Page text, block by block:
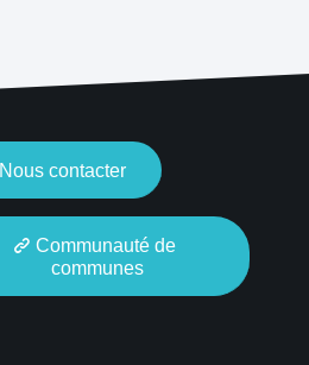
Nous contacter
Communauté de
communes